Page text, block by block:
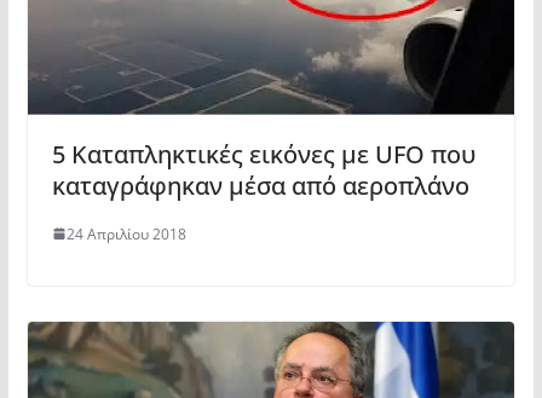
5 Καταπληκτικές εικόνες με UFO που
καταγράφηκαν μέσα από αεροπλάνο
24 Απριλίου 2018